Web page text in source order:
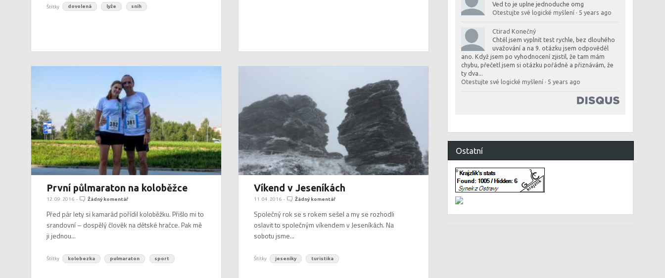
Štítky dovolená lyže sníh
První půlmaraton na koloběžce
12. 09. 2016- Žádný komentář
Před pár lety si kamarád pořídil koloběžku. Přišlo mi to
srandovní – dospělý člověk na dětské hračce. Pak mě
ji jednou...
Štítky kolobezka pulmaraton sport
Víkend v Jeseníkách
11. 04. 2016- Žádný komentář
Společný rok se s rokem sešel a my se rozhodli
oslavit to společným víkendem v Jeseníkách. Na
sobotu jsme...
Štítky jeseníky turistika
Ved to je uplne jednoduche omg
Otestujte své logické myšlení· 5 years ago
Ctirad Konečný
Chtěl jsem vyplnit test rychle, bez dlouhého
uvažování a na 9. otázku jsem odpověděl
ano. Když jsem po vyhodnocení zjistil, že tam mám
chybu, přečetl jsem si otázku pořádně a přiznávám, že
ty dva...
Otestujte své logické myšlení· 5 years ago
Ostatní